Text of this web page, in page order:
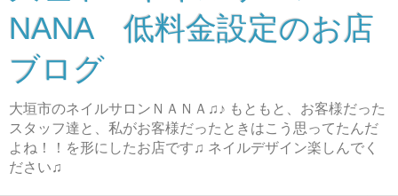
NANA 低料金設定のお店
ブログ
大垣市のネイルサロンＮＡＮＡ♫♪ もともと、お客様だった
スタッフ達と、私がお客様だったときはこう思ってたんだ
よね！！を形にしたお店です♫ ネイルデザイン楽しんでく
ださい♫